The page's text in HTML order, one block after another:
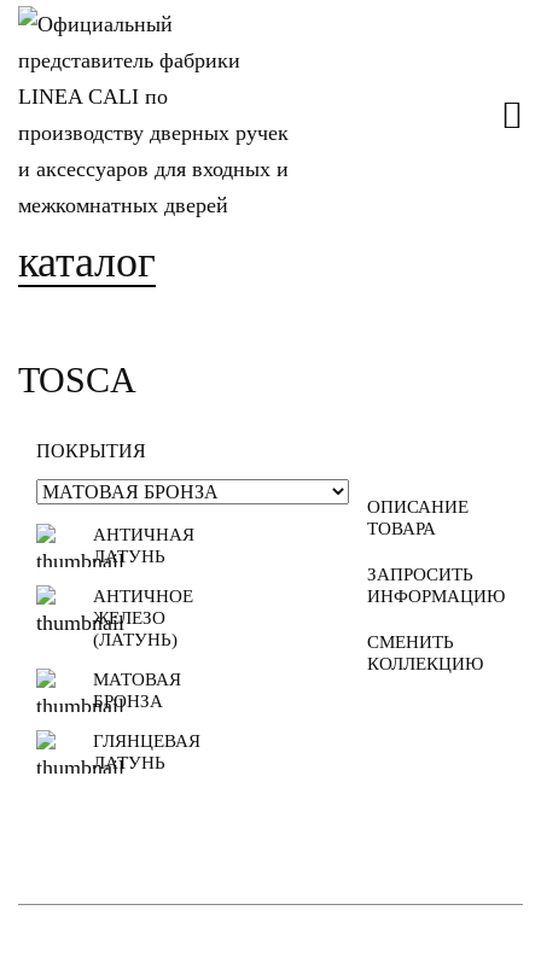
каталог
TOSCA
ПОКРЫТИЯ
АНТИЧНАЯ
ЛАТУНЬ
АНТИЧНОЕ
ЖЕЛЕЗО
(ЛАТУНЬ)
МАТОВАЯ
БРОНЗА
ГЛЯНЦЕВАЯ
ЛАТУНЬ
ОПИСАНИЕ
ТОВАРА
ЗАПРОСИТЬ
ИНФОРМАЦИЮ
СМЕНИТЬ
КОЛЛЕКЦИЮ